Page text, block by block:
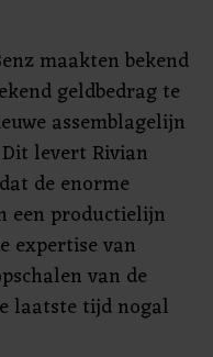
maakten bekend
geldbedrag te
assemblagelijn
levert Rivian
de enorme
een productielijn
expertise van
van de
laatste tijd nogal